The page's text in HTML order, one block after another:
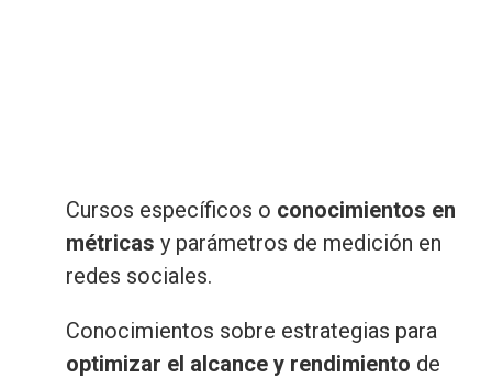
Cursos específicos o conocimientos en
métricas y parámetros de medición en
redes sociales.
Conocimientos sobre estrategias para
optimizar el alcance y rendimiento de